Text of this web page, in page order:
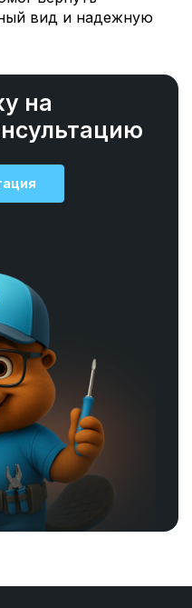
вид и надежную
на